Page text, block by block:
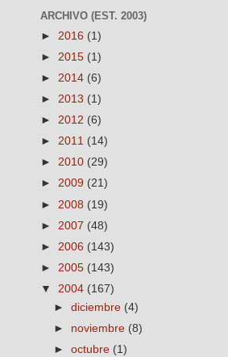
ARCHIVO (EST. 2003)
► 2016 (1)
► 2015 (1)
► 2014 (6)
► 2013 (1)
► 2012 (6)
► 2011 (14)
► 2010 (29)
► 2009 (21)
► 2008 (19)
► 2007 (48)
► 2006 (143)
► 2005 (143)
▼ 2004 (167)
►diciembre (4)
► noviembre (8)
►octubre (1)